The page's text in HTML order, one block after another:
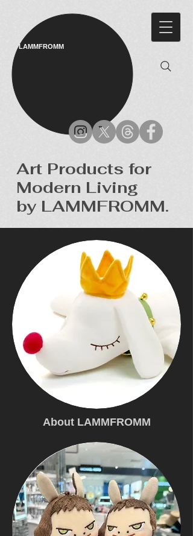
LAMMFROMM​
Art Products for
Modern Living
by LAMMFROMM.
About LAMMFROMM